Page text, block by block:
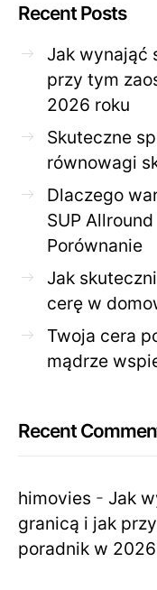
Recent Posts
Jak wynająć
przy tym
2026 roku
Skuteczne
równowagi
Dlaczego
SUP
Porównanie
Jak
cerę w
Twoja cera
mądrze
Recent
himovies - Jak
granicą i jak
poradnik w